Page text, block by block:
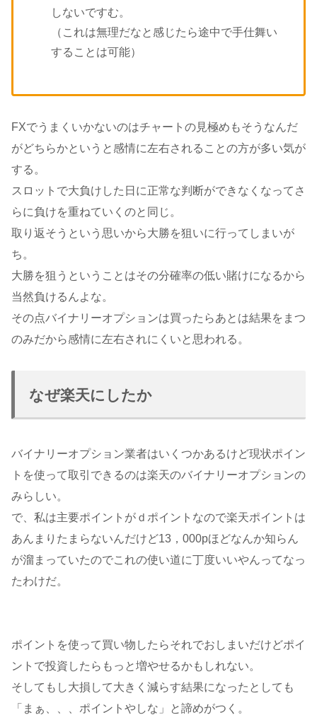
しないですむ。
（これは無理だなと感じたら途中で手仕舞い
することは可能）
FXでうまくいかないのはチャートの見極めもそうなんだ
がどちらかというと感情に左右されることの方が多い気が
する。
スロットで大負けした日に正常な判断ができなくなってさ
らに負けを重ねていくのと同じ。
取り返そうという思いから大勝を狙いに行ってしまいが
ち。
大勝を狙うということはその分確率の低い賭けになるから
当然負けるんよな。
その点バイナリーオプションは買ったらあとは結果をまつ
のみだから感情に左右されにくいと思われる。
なぜ楽天にしたか
バイナリーオプション業者はいくつかあるけど現状ポイン
トを使って取引できるのは楽天のバイナリーオプションの
みらしい。
で、私は主要ポイントがｄポイントなので楽天ポイントは
あんまりたまらないんだけど13，000pほどなんか知らん
が溜まっていたのでこれの使い道に丁度いいやんってなっ
たわけだ。
ポイントを使って買い物したらそれでおしまいだけどポイ
ントで投資したらもっと増やせるかもしれない。
そしてもし大損して大きく減らす結果になったとしても
「まぁ、、、ポイントやしな」と諦めがつく。